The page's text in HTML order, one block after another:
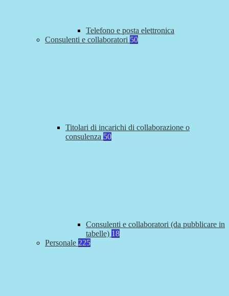
Telefono e posta elettronica
Consulenti e collaboratori 50
Titolari di incarichi di collaborazione o
consulenza 50
Consulenti e collaboratori (da pubblicare in
tabelle) 18
Personale 225